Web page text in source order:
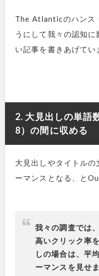
The Atlanticのハンス
うにして我々の認知
い記事を書きあげてい
2. 大見出しの単語
8）の間に収める
大見出しやタイトル
ーマンスとなる、と
我々の調査では
高いクリック率
しの場合は、平
ーマンスを見せ